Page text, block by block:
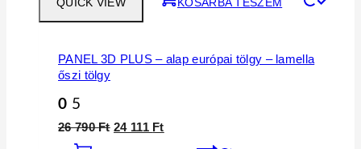
PANEL 3D PLUS – alap európai tölgy – lamella
őszi tölgy
0 5
26 790Ft 24 111 Ft